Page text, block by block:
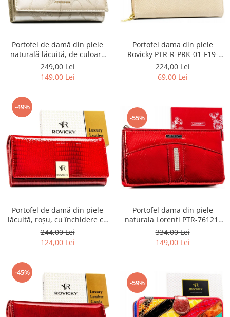
Portofel de damă din piele
naturală lăcuită, de culoare
bej, cu închidere cu capsă -
Peterson
249,00 Lei
149,00 Lei
Portofel dama din piele
Rovicky PTR-R-PRK-01-F19-
2757 BE
224,00 Lei
69,00 Lei
-49%
Portofel de damă din piele
lăcuită, roșu, cu închidere cu
capsă - Rovicky PTR-RH-22-1-
RS RED
244,00 Lei
124,00 Lei
-55%
Portofel dama din piele
naturala Lorenti PTR-76121-
MSD-9306 RE
334,00 Lei
149,00 Lei
-45%
-59%